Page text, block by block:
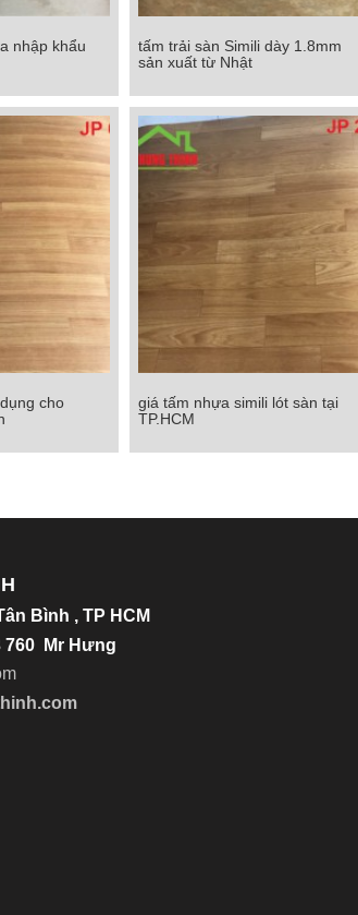
nhập khẩu
nhập khẩu
tấm trải sàn Simili dày 1.8mm
Chi tiết
tấm trải sàn Simili dày 1.8mm
sản xuất từ Nhật
dụng cho
cho
giá tấm nhựa simili lót sàn tại
giá tấm nhựa simili lót sàn tại
TP.HCM
Bình , TP HCM
760 Mr Hưng
m